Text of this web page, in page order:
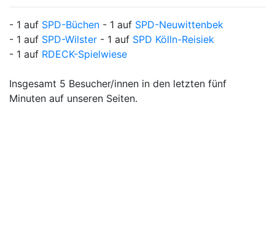
- 1 auf SPD-Büchen - 1 auf SPD-Neuwittenbek
- 1 auf SPD-Wilster - 1 auf SPD Kölln-Reisiek
- 1 auf RDECK-Spielwiese
Insgesamt 5 Besucher/innen in den letzten fünf
Minuten auf unseren Seiten.